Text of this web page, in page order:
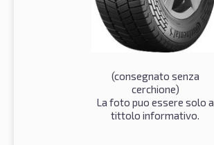
(consegnato senza
cerchione)
La foto puo essere solo a
tittolo informativo.